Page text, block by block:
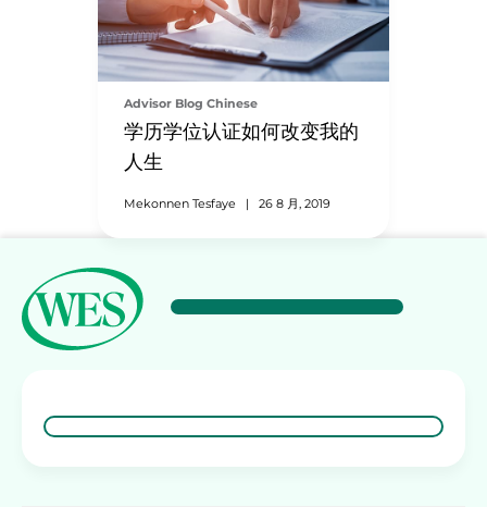
Advisor Blog Chinese
学历学位认证如何改变我的
人生
Mekonnen Tesfaye | 26 8 月, 2019